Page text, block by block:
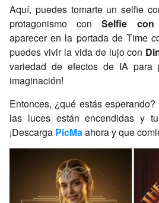
Aquí, puedes tomarte un selfie
protagonismo conSelfie con
aparecer en la portada deTime
puedes vivir la vida de lujo con
variedad de efectos de IA para
imaginación!
Entonces, ¿qué estás
las luces están encendidas y
¡Descarga PicMaahora y que